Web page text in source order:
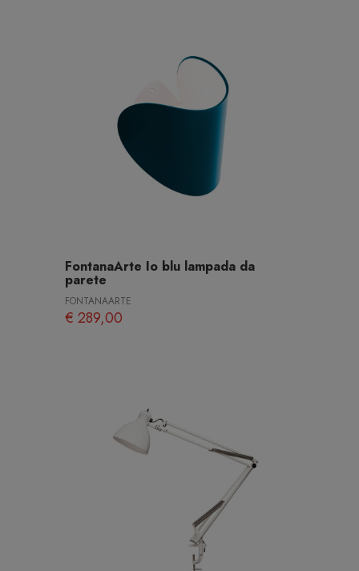
FontanaArte Io blu lampada da
parete
FONTANAARTE
€ 289,00